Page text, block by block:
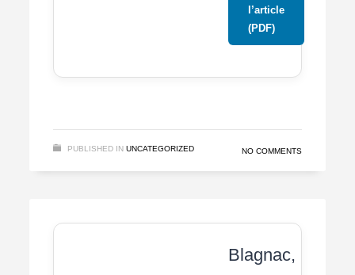
l’article
(PDF)
PUBLISHED IN UNCATEGORIZED NO COMMENTS
Blagnac,